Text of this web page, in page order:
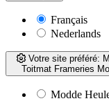
Français
Nederlands
Votre site préféré:
Toitmat Frameries
Modde